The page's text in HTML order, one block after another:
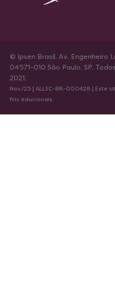
© Ipsen Brasil, Av. Engenheiro
04571-010 São Paulo, SP.
2021.
Nov/25 | ALLSC-BR-000428 | Este
fins educionais.